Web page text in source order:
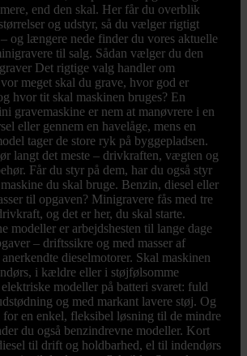
end den skal. Her får du overblik
og udstyr, så du vælger rigtigt
og længere nede finder du vores aktuelle
til salg. Sådan vælger du den
Det rigtige valg handler om
meget skal du grave, hvor god er
hvor tit skal maskinen bruges? En
gravemaskine er nem at manøvrere i en
eller gennem en havelåge, mens en
tager de store ryk på byggepladsen.
langt det meste – drivkraften, vægten og
Får du styr på dem, har du også styr
du skal bruge. Benzin, diesel eller
til opgaven? Minigravere fås med tre
og det er her, du skal starte.
modeller er arbejdshesten til lange dage
– driftssikre og med masser af
dieselmotorer. Skal maskinen
i kældre eller i støjfølsomme
elektriske modeller på batteri svaret: fuld
og med markant lavere støj. Og
for en enkel, fleksibel løsning til de mindre
du også benzindrevne modeller. Kort
til drift og holdbarhed, el til indendørs